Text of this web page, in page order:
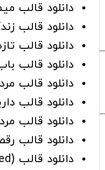
دانلود قالب
دانلود قالب
دانلود قالب
دانلود قالب
دانلود قالب
دانلود قالب
دانلود قالب
دانلود قالب
دانلود قالب Montagem Chateado (slowed)